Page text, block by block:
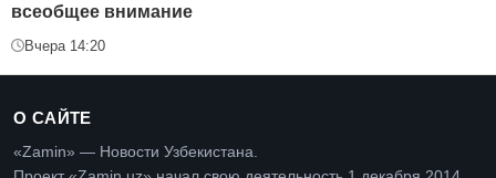
всеобщее внимание
Вчера 14:20
О САЙТЕ
«Zamin» — Новости Узбекистана.